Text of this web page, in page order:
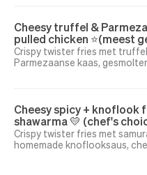
+ extra cheesy? Kies cheddar
Cheesy truffel &
pulled chicken ⭐️(meest
Crispy twister fries met
Parmezaanse kaas,
Cheesy spicy + knoflook
shawarma 💛 (chef's
Crispy twister fries met
homemade knoflooksaus,